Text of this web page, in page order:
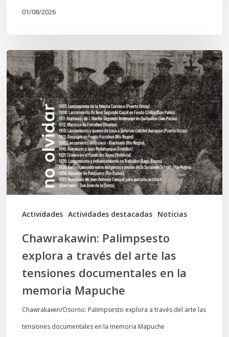
01/08/2026
Actividades Actividades destacadas Noticias
Chawrakawin:
Palimpsesto
explora
a
través
del
arte
las
tensiones
documentales
memoria
Mapuche
Chawrakawin: Palimpsesto
explora a través del arte las
tensiones documentales en la
memoria Mapuche
Chawrakawin/Osorno: Palimpsesto explora a través del arte las
tensiones documentales en la memoria Mapuche